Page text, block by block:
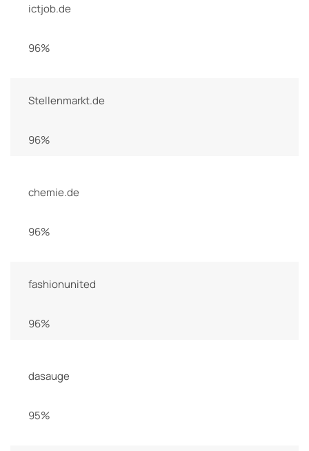
ictjob.de
96%
Stellenmarkt.de
96%
chemie.de
96%
fashionunited
96%
dasauge
95%